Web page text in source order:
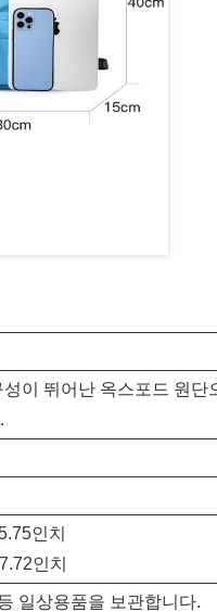
이 뛰어난 옥스포드 원단
인치
인치
일상용품을 보관합니다.